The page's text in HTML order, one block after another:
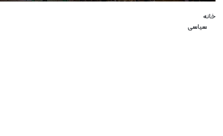
خانه
سیاسی